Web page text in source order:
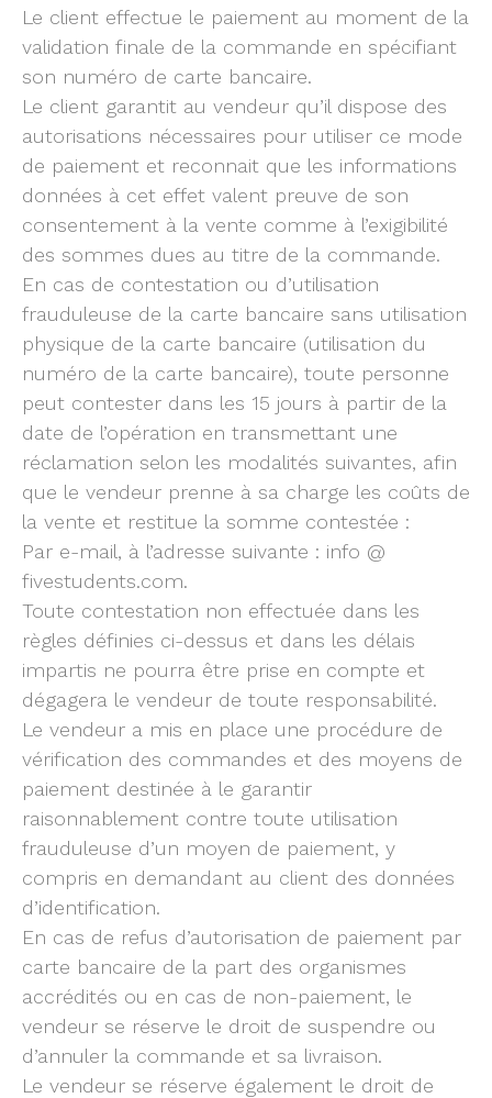
Le client effectue le paiement au moment de la
validation finale de la commande en spécifiant
son numéro de carte bancaire.
Le client garantit au vendeur qu’il dispose des
autorisations nécessaires pour utiliser ce mode
de paiement et reconnait que les informations
données à cet effet valent preuve de son
consentement à la vente comme à l’exigibilité
des sommes dues au titre de la commande.
En cas de contestation ou d’utilisation
frauduleuse de la carte bancaire sans utilisation
physique de la carte bancaire (utilisation du
numéro de la carte bancaire), toute personne
peut contester dans les 15 jours à partir de la
date de l’opération en transmettant une
réclamation selon les modalités suivantes, afin
que le vendeur prenne à sa charge les coûts de
la vente et restitue la somme contestée :
Par e-mail, à l’adresse suivante : info @
fivestudents.com.
Toute contestation non effectuée dans les
règles définies ci-dessus et dans les délais
impartis ne pourra être prise en compte et
dégagera le vendeur de toute responsabilité.
Le vendeur a mis en place une procédure de
vérification des commandes et des moyens de
paiement destinée à le garantir
raisonnablement contre toute utilisation
frauduleuse d’un moyen de paiement, y
compris en demandant au client des données
d’identification.
En cas de refus d’autorisation de paiement par
carte bancaire de la part des organismes
accrédités ou en cas de non-paiement, le
vendeur se réserve le droit de suspendre ou
d’annuler la commande et sa livraison.
Le vendeur se réserve également le droit de